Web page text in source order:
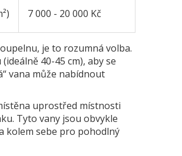
7 000 - 20 000 Kč
je to rozumná volba.
40-45 cm), aby se
vana může nabídnout
uprostřed místnosti
Tyto vany jsou obvykle
kolem sebe pro pohodlný